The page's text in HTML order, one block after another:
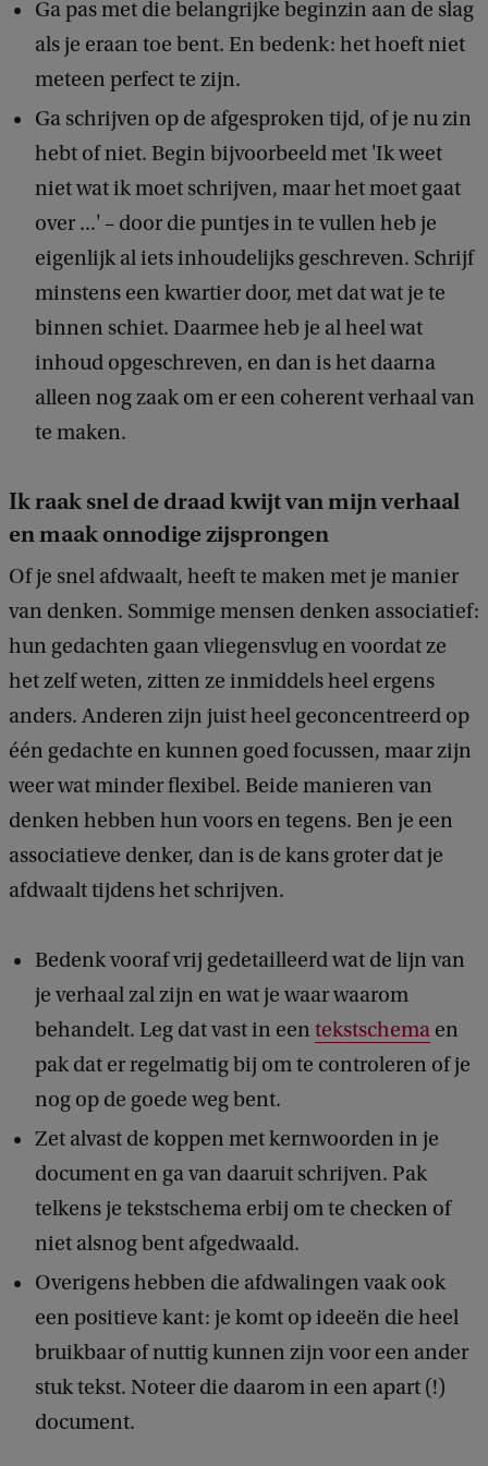
Ga pas met die belangrijke beginzin aan de slag
als je eraan toe bent. En bedenk: het hoeft niet
meteen perfect te zijn.
Ga schrijven op de afgesproken tijd, of je nu zin
hebt of niet. Begin bijvoorbeeld met 'Ik weet
niet wat ik moet schrijven, maar het moet gaat
over ...' – door die puntjes in te vullen heb je
eigenlijk al iets inhoudelijks geschreven. Schrijf
minstens een kwartier door, met dat wat je te
binnen schiet. Daarmee heb je al heel wat
inhoud opgeschreven, en dan is het daarna
alleen nog zaak om er een coherent verhaal van
te maken.
Ik raak snel de draad kwijt van mijn verhaal
en maak onnodige zijsprongen
Of je snel afdwaalt, heeft te maken met je manier
van denken. Sommige mensen denken associatief:
hun gedachten gaan vliegensvlug en voordat ze
het zelf weten, zitten ze inmiddels heel ergens
anders. Anderen zijn juist heel geconcentreerd op
één gedachte en kunnen goed focussen, maar zijn
weer wat minder flexibel. Beide manieren van
denken hebben hun voors en tegens. Ben je een
associatieve denker, dan is de kans groter dat je
afdwaalt tijdens het schrijven.
Bedenk vooraf vrij gedetailleerd wat de lijn van
je verhaal zal zijn en wat je waar waarom
behandelt. Leg dat vast in een tekstschema en
pak dat er regelmatig bij om te controleren of je
nog op de goede weg bent.
Zet alvast de koppen met kernwoorden in je
document en ga van daaruit schrijven. Pak
telkens je tekstschema erbij om te checken of
niet alsnog bent afgedwaald.
Overigens hebben die afdwalingen vaak ook
een positieve kant: je komt op ideeën die heel
bruikbaar of nuttig kunnen zijn voor een ander
stuk tekst. Noteer die daarom in een apart (!)
document.